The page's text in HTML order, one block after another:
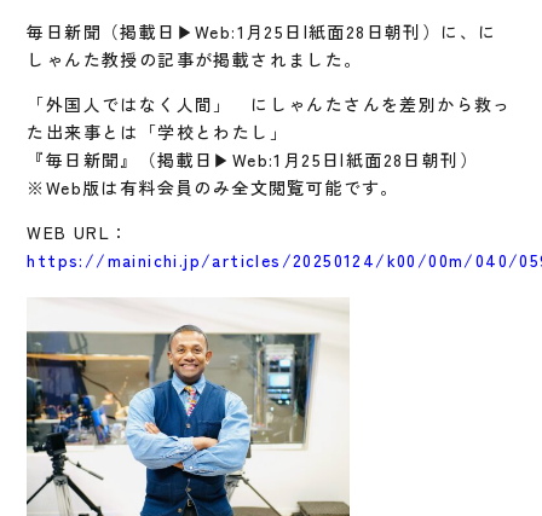
毎日新聞（掲載日▶︎Web:1月25日|紙面28日朝刊）に、に
しゃんた教授の記事が掲載されました。
「外国人ではなく人間」 にしゃんたさんを差別から救っ
た出来事とは「学校とわたし」
『毎日新聞』（掲載日▶︎Web:1月25日|紙面28日朝刊）
※Web版は有料会員のみ全文閲覧可能です。
WEB URL：
https://mainichi.jp/articles/20250124/k00/00m/040/